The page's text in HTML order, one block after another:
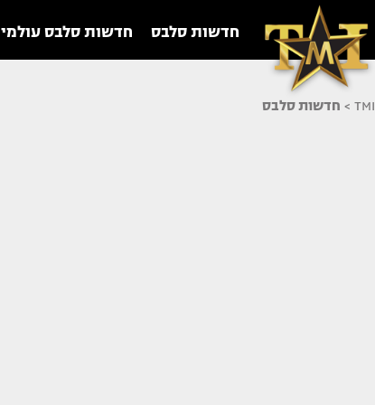
חדשות סלבס חדשות סלבס עולמי
TMI
> חדשות סלבס